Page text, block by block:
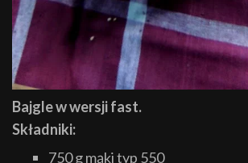
Bajgle w wersji fast.
Składniki:
750 g mąki typ 550